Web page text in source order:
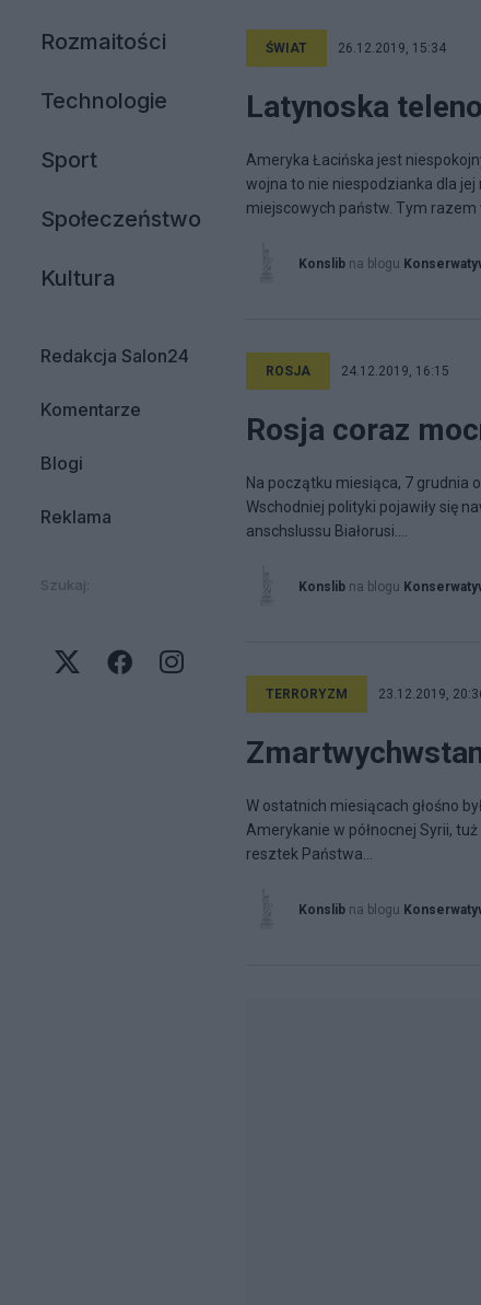
Rozmaitości
Technologie
Sport
Społeczeństwo
Kultura
Redakcja Salon24
Komentarze
Blogi
Reklama
Szukaj:
ŚWIAT 26.12.2019, 15:34
Latynoska
Ameryka Łacińska jest
wojna to nie niespodzianka dla
miejscowych państw. Tym razem
Konslib na blogu
ROSJA 24.12.2019, 16:15
Rosja coraz
Na początku miesiąca, 7 grudnia
Wschodniej polityki pojawiły się
anschslussu Białorusi....
Konslib na blogu
TERRORYZM 23.12.2019,
W ostatnich miesiącach głośno
Amerykanie w północnej Syrii,
resztek Państwa...
Konslib na blogu